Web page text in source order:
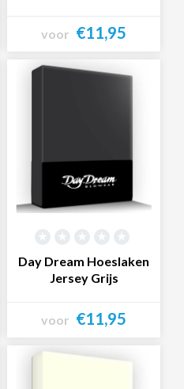
voor €11,95
Bekijk product
Day Dream Hoeslaken
Jersey Grijs
voor €11,95
Bekijk product